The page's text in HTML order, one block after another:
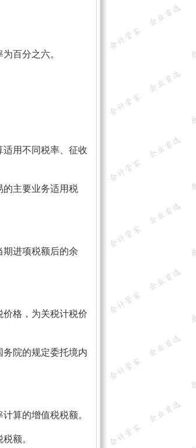
百分之六。
用不同税率、征收
主要业务适用税
进项税额后的余
格，为关税计税价
院的规定委托境内
算的增值税税额。
额。